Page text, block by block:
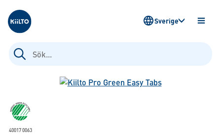
Kiilto Sweden
Sök
efter:
Sverige
40017 0063